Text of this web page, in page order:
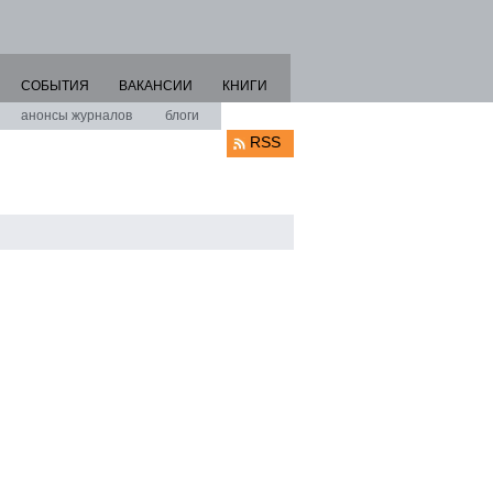
анонсы журналов блоги
СОБЫТИЯ ВАКАНСИИ КНИГИ
RSS